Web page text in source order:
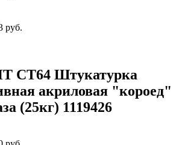
руб.
CT64 Штукатурка
акриловая "короед"
(25кг) 1119426